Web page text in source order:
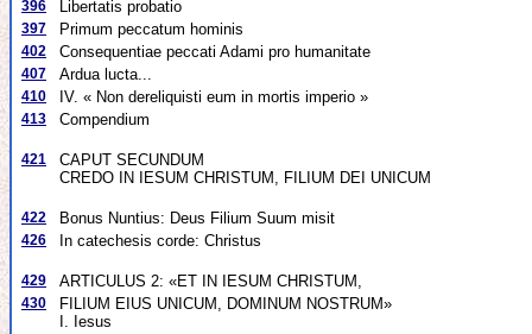
396 Libertatis probatio
397 Primum peccatum hominis
402 Consequentiae peccati Adami pro humanitate
407 Ardua lucta...
410 IV. « Non dereliquisti eum in mortis imperio »
413 Compendium
421
CAPUT SECUNDUM
CREDO IN IESUM CHRISTUM, FILIUM DEI UNICUM
422 Bonus Nuntius: Deus Filium Suum misit
426 In catechesis corde: Christus
429 ARTICULUS 2: «ET IN IESUM CHRISTUM,
430
FILIUM EIUS UNICUM, DOMINUM NOSTRUM»
I. Iesus